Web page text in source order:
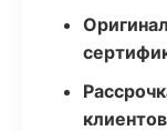
клиентов